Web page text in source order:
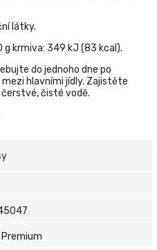
látky.
g krmiva: 349 kJ (83 kcal).
do jednoho dne po
hlavními jídly. Zajistěte
čisté vodě.